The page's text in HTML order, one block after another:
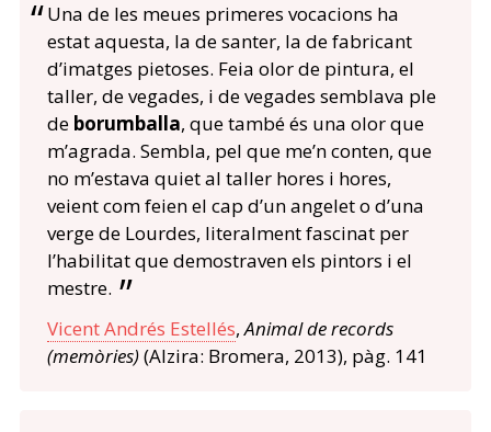
Una de les meues primeres vocacions ha
estat aquesta, la de santer, la de fabricant
d’imatges pietoses. Feia olor de pintura, el
taller, de vegades, i de vegades semblava ple
de borumballa, que també és una olor que
m’agrada. Sembla, pel que me’n conten, que
no m’estava quiet al taller hores i hores,
veient com feien el cap d’un angelet o d’una
verge de Lourdes, literalment fascinat per
l’habilitat que demostraven els pintors i el
mestre.
Vicent Andrés Estellés,Animal de records
(memòries)(Alzira: Bromera, 2013), pàg. 141